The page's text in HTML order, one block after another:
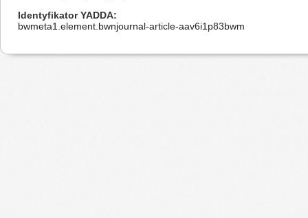
Identyfikator YADDA
bwmeta1.element.bwnjournal-article-aav6i1p83bwm